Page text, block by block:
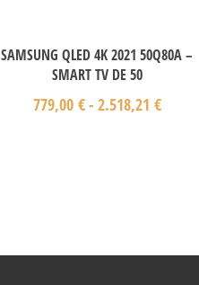
SAMSUNG QLED 4K 2021 50Q80A –
SMART TV DE 50
779,00 €- 2.518,21 €